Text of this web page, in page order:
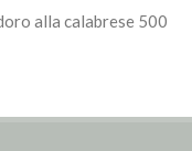
alla calabrese 500